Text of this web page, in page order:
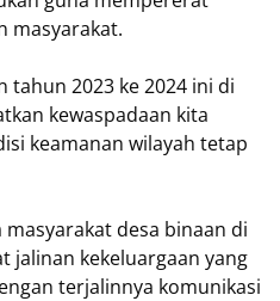
masyarakat.
tahun 2023 ke 2024 ini di
kewaspadaan kita
keamanan wilayah tetap
desa binaan di
jalinan kekeluargaan yang
terjalinnya komunikasi